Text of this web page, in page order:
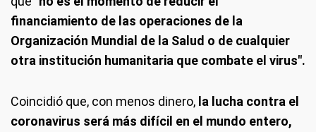
financiamiento de las operaciones de la
Organización Mundial de la Salud o de cualquier
otra institución humanitaria que combate el virus".
Coincidió que, con menos dinero, la lucha contra el
coronavirus será más difícil en el mundo entero,